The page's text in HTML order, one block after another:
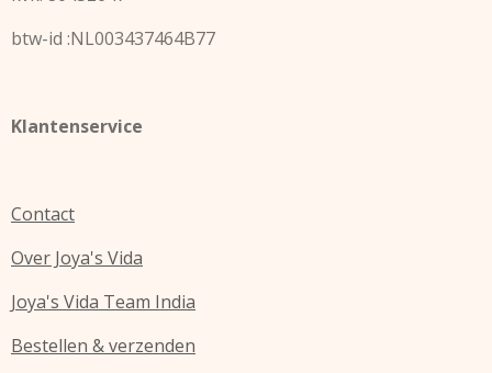
m
p
btw-id :NL003437464B77
Klantenservice
Contact
Over Joya's Vida
Joya's Vida Team India
Bestellen & verzenden